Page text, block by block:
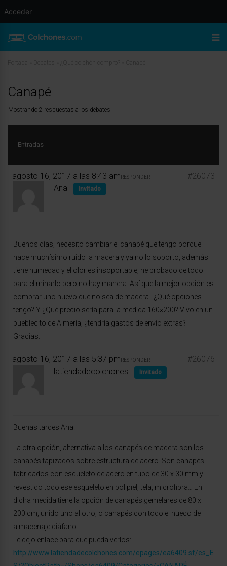
Canapé
Mostrando 2 respuestas a los debates
Entradas
agosto 16, 2017 a las 8:43 am #26073
RESPONDER
Ana Invitado
Buenos días, necesito cambiar el canapé que tengo porque
hace muchísimo ruido la madera y ya no lo soporto, además
tiene humedad y el olor es insoportable, he probado de todo
para eliminarlo pero no hay manera. Así que la mejor opción es
comprar uno nuevo que no sea de madera…¿Qué opciones
tengo? Y ¿Qué precio sería para la medida 160×200? Vivo en un
pueblecito de Almería, ¿tendría gastos de envío extras?
Gracias.
agosto 16, 2017 a las 5:37 pm #26076
RESPONDER
latiendadecolchones Invitado
Buenas tardes Ana.
La otra opción, alternativa a los canapés de madera son los
canapés tapizados sobre estructura de acero. Son canapés
fabricados con esqueleto de acero en tubo de 30 x 30 mm y
revestido todo ese esqueleto en polipiel, tela, microfibra… En
dicha medida tiene la opción de canapés gemelares de 80 x
200 cm, unido uno al otro, o canapés con todo el hueco de
almacenaje diáfano.
Le dejo enlace para que pueda verlos:
http://www.latiendadecolchones.com/epages/ea6409.sf/es_E
Acceder